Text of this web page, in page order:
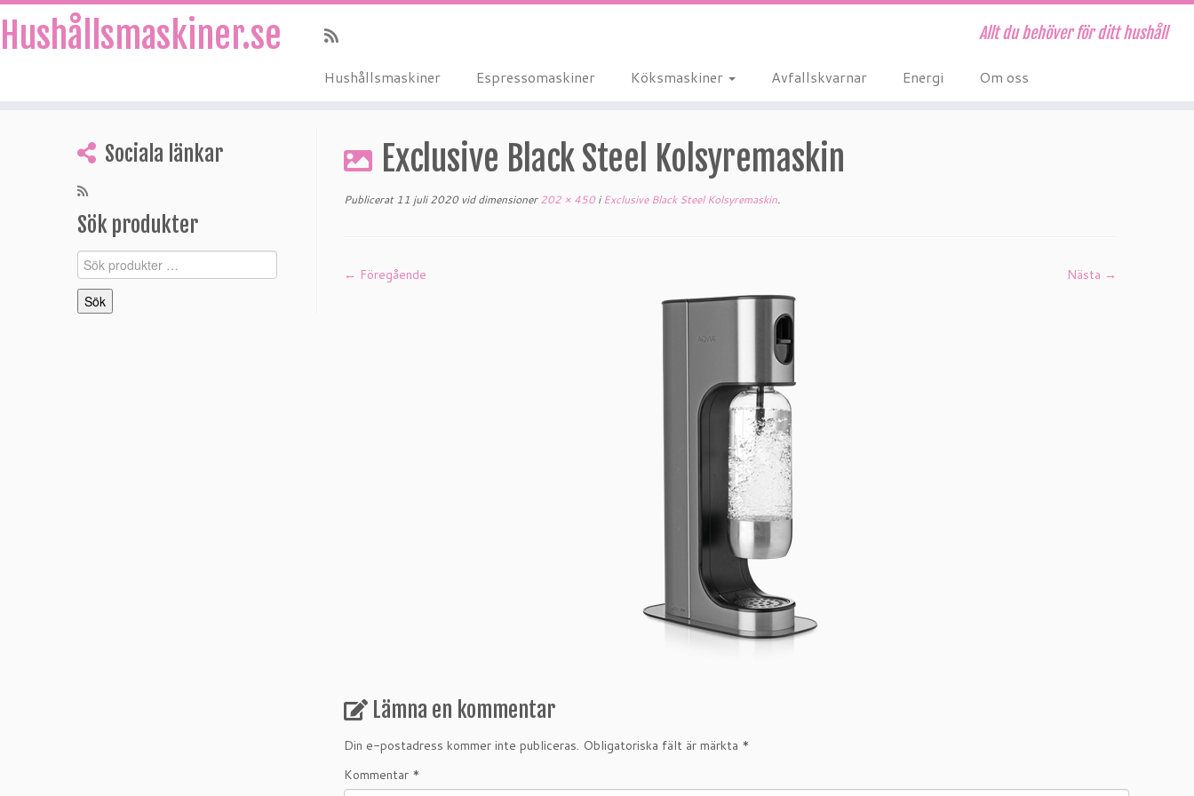
Hushållsmaskiner.se Allt du behöver för ditt hushåll
Hushållsmaskiner Espressomaskiner Köksmaskiner Avfallskvarnar Energi Om oss
Sociala länkar
Sök produkter
Sök
efter:
Sök
Exclusive Black Steel Kolsyremaskin
Publicerat 11 juli 2020vid dimensioner202 × 450iExclusive Black Steel Kolsyremaskin.
← Föregående Nästa →
Lämna en kommentar
Din e-postadress kommer inte publiceras. Obligatoriska fält är märkta *
Kommentar *